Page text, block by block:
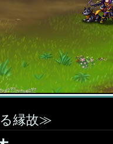
縁故≫